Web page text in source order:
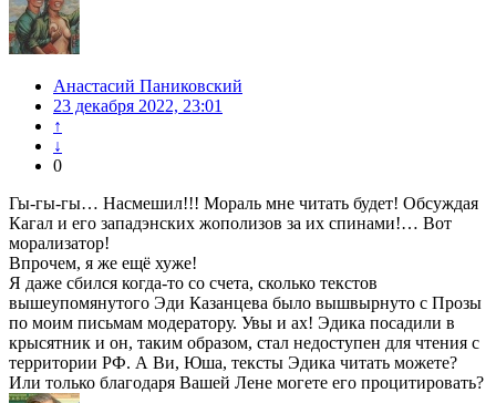
Анастасий Паниковский
23 декабря 2022, 23:01
↑
↓
0
Гы-гы-гы… Насмешил!!! Мораль мне читать будет! Обсуждая
Кагал и его западэнских жополизов за их спинами!… Вот
морализатор!
Впрочем, я же ещё хуже!
Я даже сбился когда-то со счета, сколько текстов
вышеупомянутого Эди Казанцева было вышвырнуто с Прозы
по моим письмам модератору. Увы и ах! Эдика посадили в
крысятник и он, таким образом, стал недоступен для чтения с
территории РФ. А Ви, Юша, тексты Эдика читать можете?
Или только благодаря Вашей Лене могете его процитировать?